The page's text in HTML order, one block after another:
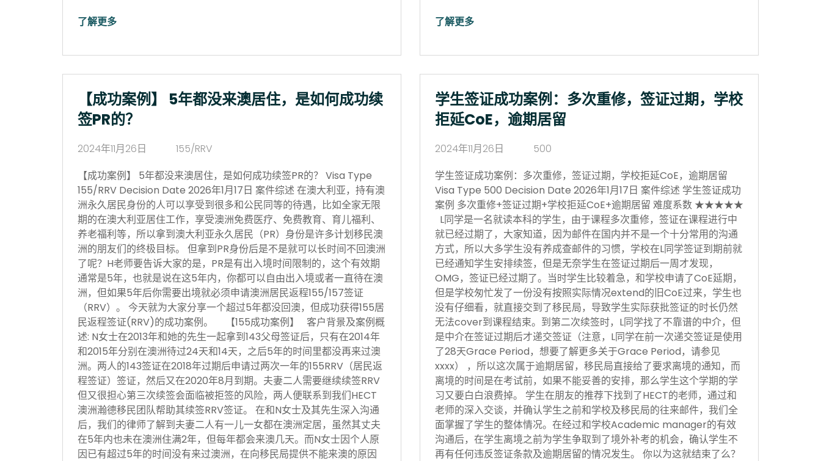
了解更多 了解更多
【成功案例】 5年都没来澳居住，是如何成功续
签PR的？
2024年11月26日
155/RRV
【成功案例】 5年都没来澳居住，是如何成功续签PR的？ Visa Type
155/RRV Decision Date 2026年1月17日 案件综述 在澳大利亚，持有澳
洲永久居民身份的人可以享受到很多和公民同等的待遇，比如全家无限
期的在澳大利亚居住工作，享受澳洲免费医疗、免费教育、育儿福利、
养老福利等，所以拿到澳大利亚永久居民（PR）身份是许多计划移民澳
洲的朋友们的终极目标。 但拿到PR身份后是不是就可以长时间不回澳洲
了呢？H老师要告诉大家的是，PR是有出入境时间限制的，这个有效期
通常是5年，也就是说在这5年内，你都可以自由出入境或者一直待在澳
洲，但如果5年后你需要出境就必须申请澳洲居民返程155/157签证
（RRV）。 今天就为大家分享一个超过5年都没回澳，但成功获得155居
民返程签证(RRV)的成功案例。 【155成功案例】 客户背景及案例概
述: N女士在2013年和她的先生一起拿到143父母签证后，只有在2014年
和2015年分别在澳洲待过24天和14天，之后5年的时间里都没再来过澳
洲。两人的143签证在2018年过期后申请过两次一年的155RRV（居民返
程签证）签证，然后又在2020年8月到期。夫妻二人需要继续续签RRV
但又很担心第三次续签会面临被拒签的风险，两人便联系到我们HECT
澳洲瀚德移民团队帮助其续签RRV签证。 在和N女士及其先生深入沟通
后，我们的律师了解到夫妻二人有一儿一女都在澳洲定居，虽然其丈夫
在5年内也未在澳洲住满2年，但每年都会来澳几天。而N女士因个人原
因已有超过5年的时间没有来过澳洲，在向移民局提供不能来澳的原因
学生签证成功案例：多次重修，签证过期，学校
拒延CoE，逾期居留
2024年11月26日
500
学生签证成功案例：多次重修，签证过期，学校拒延CoE，逾期居留
Visa Type 500 Decision Date 2026年1月17日 案件综述 学生签证成功
案例 多次重修+签证过期+学校拒延CoE+逾期居留 难度系数 ★★★★★
L同学是一名就读本科的学生，由于课程多次重修，签证在课程进行中
就已经过期了，大家知道，因为邮件在国内并不是一个十分常用的沟通
方式，所以大多学生没有养成查邮件的习惯，学校在L同学签证到期前就
已经通知学生安排续签，但是无奈学生在签证过期后一周才发现，
OMG，签证已经过期了。当时学生比较着急，和学校申请了CoE延期，
但是学校匆忙发了一份没有按照实际情况extend的旧CoE过来，学生也
没有仔细看，就直接交到了移民局，导致学生实际获批签证的时长仍然
无法cover到课程结束。到第二次续签时，L同学找了不靠谱的中介，但
是中介在签证过期后才递交签证（注意，L同学在前一次递交签证是使用
了28天Grace Period，想要了解更多关于Grace Period，请参见
xxxx） ，所以这次属于逾期居留，移民局直接给了要求离境的通知，而
离境的时间是在考试前，如果不能妥善的安排，那么学生这个学期的学
习又要白白浪费掉。 学生在朋友的推荐下找到了HECT的老师，通过和
老师的深入交谈，并确认学生之前和学校及移民局的往来邮件，我们全
面掌握了学生的整体情况。在经过和学校Academic manager的有效
沟通后，在学生离境之前为学生争取到了境外补考的机会，确认学生不
再有任何违反签证条款及逾期居留的情况发生。 你以为这就结束了么？